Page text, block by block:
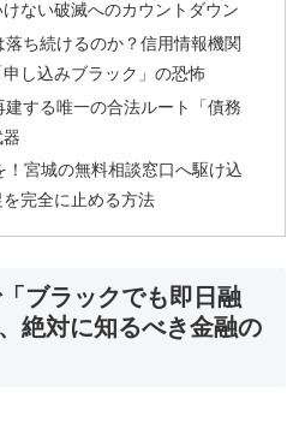
ない破滅へのカウントダウン
ち続けるのか？信用情報機関
し込みブラック」の恐怖
する唯一の合法ルート「債務
！宮城の無料相談窓口へ駆け込
完全に止める方法
ブラックでも即日融
絶対に知るべき金融の